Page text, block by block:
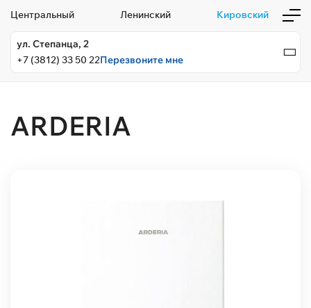
Центральный Ленинский Кировский
ул. Степанца, 2
+7 (3812) 33 50 22Перезвоните мне
ARDERIA